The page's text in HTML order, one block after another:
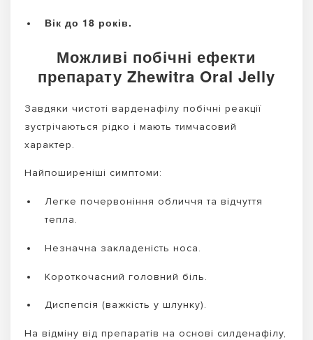
Вік до 18 років.
Можливі побічні ефекти
препарату Zhewitra Oral Jelly
Завдяки чистоті варденафілу побічні реакції
зустрічаються рідко і мають тимчасовий
характер.
Найпоширеніші симптоми:
Легке почервоніння обличчя та відчуття
тепла.
Незначна закладеність носа.
Короткочасний головний біль.
Диспепсія (важкість у шлунку).
На відміну від препаратів на основі силденафілу,